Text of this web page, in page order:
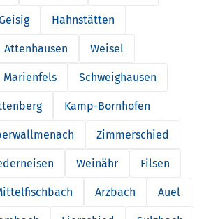
Hahnstätten
Attenhausen Weisel
Marienfels Schweighausen
Kamp-Bornhofen
Zimmerschied
Weinähr Filsen
Arzbach Auel